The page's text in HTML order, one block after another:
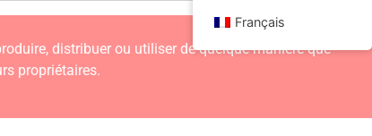
distribuer ou utiliser de quelque manière que
propriétaires.
Français